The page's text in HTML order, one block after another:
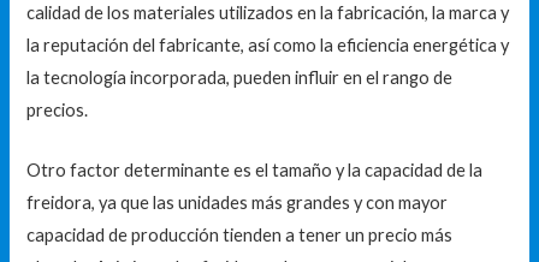
calidad de los materiales utilizados en la fabricación, la marca y
la reputación del fabricante, así como la eficiencia energética y
la tecnología incorporada, pueden influir en el rango de
precios.
Otro factor determinante es el tamaño y la capacidad de la
freidora, ya que las unidades más grandes y con mayor
capacidad de producción tienden a tener un precio más